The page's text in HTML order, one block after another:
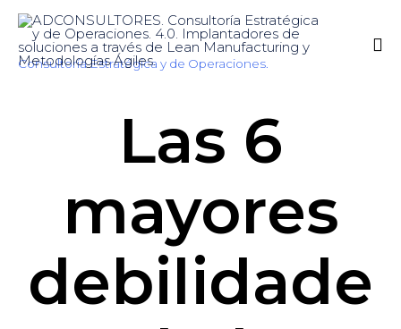
Consultoría Estratégica y de Operaciones.
Las 6
mayores
debilidade